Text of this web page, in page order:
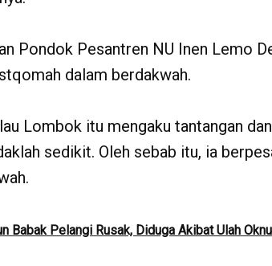
Pondok Pesantren NU Inen Lemo
dalam berdakwah.
Lombok itu mengaku tantangan
sedikit. Oleh sebab itu, ia
Babak Pelangi Rusak, Diduga Akibat Ulah